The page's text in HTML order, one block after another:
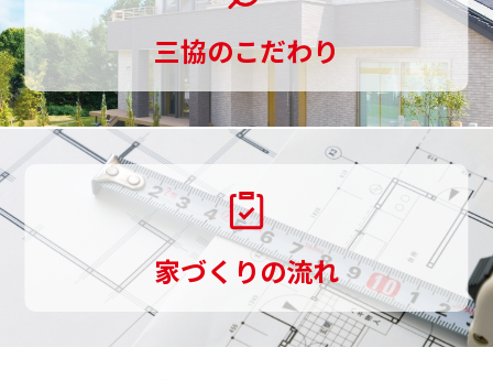
て
お
手
し
三協のこだわり
家づくりの流れ